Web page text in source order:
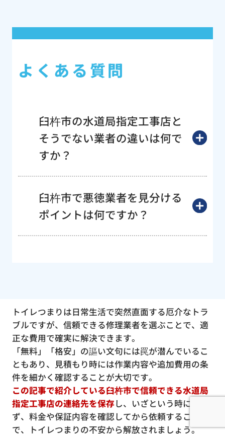
よくある質問
臼杵市の水道局指定工事店と
そうでない業者の違いは何で
すか？
臼杵市で悪徳業者を見分ける
ポイントは何ですか？
トイレつまりは日常生活で突然直面する厄介なトラ
ブルですが、信頼できる修理業者を選ぶことで、適
正な費用で確実に解決できます。
「無料」「格安」の謳い文句には罠が潜んでいるこ
ともあり、見積もり時には作業内容や追加費用の条
件を細かく確認することが大切です。
この記事で紹介している臼杵市で信頼できる水道局
指定工事店の連絡先を保存し、いざという時に慌て
ず、料金や保証内容を確認してから依頼すること
で、トイレつまりの不安から解放されましょう。